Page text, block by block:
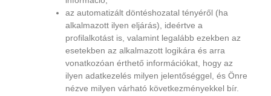
az automatizált döntéshozatal tényéről (ha
alkalmazott ilyen eljárás), ideértve a
profilalkotást is, valamint legalább ezekben az
esetekben az alkalmazott logikára és arra
vonatkozóan érthető információkat, hogy az
ilyen adatkezelés milyen jelentőséggel, és Önre
nézve milyen várható következményekkel bír.